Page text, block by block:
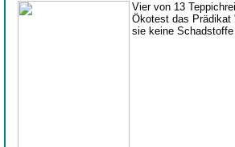
Vier von 13
Ökotest das Prädikat
sie keine